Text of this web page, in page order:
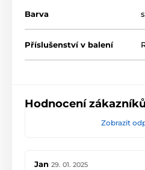
Barva
Příslušenství v balení
Hodnocení zákazníků
Zobrazit
Jan 29. 01. 2025